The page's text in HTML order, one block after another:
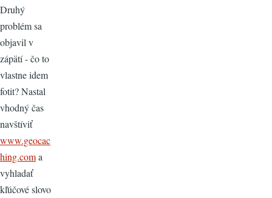
Druhý
problém sa
objavil v
zápätí - čo to
vlastne idem
fotit? Nastal
vhodný čas
navštíviť
www.geocac
hing.coma
vyhladať
kľúčové slovo